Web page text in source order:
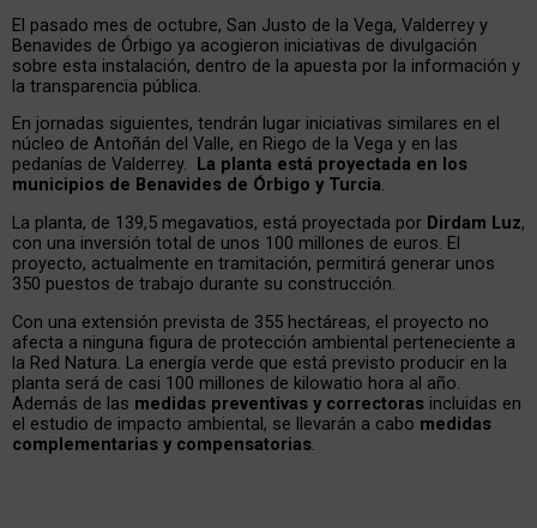
El pasado mes de octubre, San Justo de la Vega, Valderrey y
Benavides de Órbigo ya acogieron iniciativas de divulgación
sobre esta instalación, dentro de la apuesta por la información y
la transparencia pública.
En jornadas siguientes, tendrán lugar iniciativas similares en el
núcleo de Antoñán del Valle, en Riego de la Vega y en las
pedanías de Valderrey.
La planta está proyectada en los
municipios de Benavides de Órbigo y Turcia.
La planta, de 139,5 megavatios, está proyectada por Dirdam Luz,
con una inversión total de unos 100 millones de euros. El
proyecto, actualmente en tramitación, permitirá generar unos
350 puestos de trabajo durante su construcción.
Con una extensión prevista de 355 hectáreas, el proyecto no
afecta a ninguna figura de protección ambiental perteneciente a
la Red Natura. La energía verde que está previsto producir en la
planta será de casi 100 millones de kilowatio hora al año.
Además de las medidas preventivas y correctoras incluidas en
el estudio de impacto ambiental, se llevarán a cabo medidas
complementarias y compensatorias.